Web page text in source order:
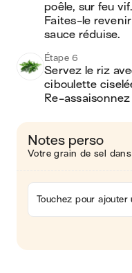
poêle, sur feu
Faites-le
sauce réduise.
Étape 6
Servez le riz
ciboulette
Re-
Notes perso
Votre grain de sel
Touchez pour